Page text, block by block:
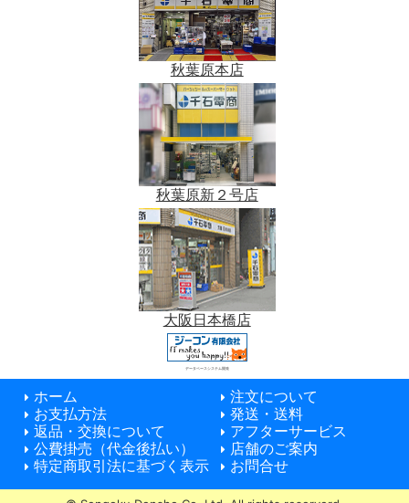
秋葉原本店
秋葉原新２号店
大阪日本橋店
データベースシステム開発
ホーム
注文について
お支払方法
発送・送料
返品・交換について
アフターサービス
公費掛売（代金後払い）
店舗のご案内
特定商取引法に基づく表示
お問合せ